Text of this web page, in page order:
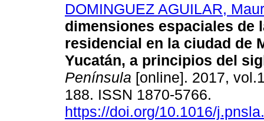
DOMINGUEZ AGUILAR,
dimensiones espaciales de
residencial en la ciudad de
Yucatán, a principios del
Península [online]. 2017,
188. ISSN 1870-5766.
https://doi.org/10.1016/